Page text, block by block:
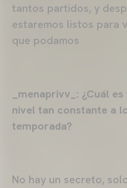
tantos partidos, y
estaremos listos para
que podamos
_menaprivv_: ¿Cuál
nivel tan constante a
temporada?
No hay un secreto,